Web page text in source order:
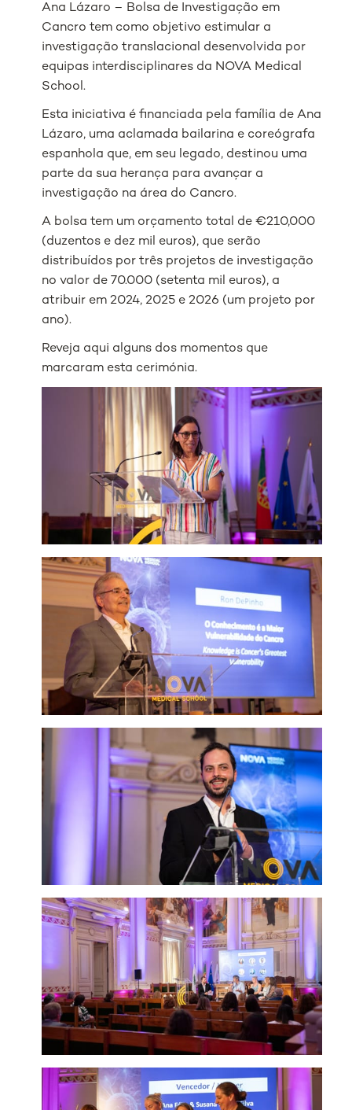
Ana Lázaro – Bolsa de Investigação em
Cancro tem como objetivo estimular a
investigação translacional desenvolvida por
equipas interdisciplinares da NOVA Medical
School.
Esta iniciativa é financiada pela família de Ana
Lázaro, uma aclamada bailarina e coreógrafa
espanhola que, em seu legado, destinou uma
parte da sua herança para avançar a
investigação na área do Cancro.
A bolsa tem um orçamento total de €210,000
(duzentos e dez mil euros), que serão
distribuídos por três projetos de investigação
no valor de 70.000 (setenta mil euros), a
atribuir em 2024, 2025 e 2026 (um projeto por
ano).
Reveja aqui alguns dos momentos que
marcaram esta cerimónia.